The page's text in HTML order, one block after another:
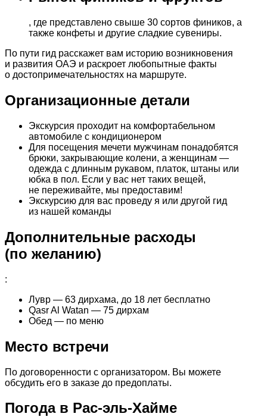
, где представлено свыше 30 сортов фиников, а
также конфеты и другие сладкие сувениры.
По пути гид расскажет вам историю возникновения
и развития ОАЭ и раскроет любопытные факты
о достопримечательностях на маршруте.
Организационные детали
Экскурсия проходит на комфортабельном
автомобиле с кондиционером
Для посещения мечети мужчинам понадобятся
брюки, закрывающие колени, а женщинам —
одежда с длинным рукавом, платок, штаны или
юбка в пол. Если у вас нет таких вещей,
не переживайте, мы предоставим!
Экскурсию для вас проведу я или другой гид
из нашей команды
Дополнительные расходы
(по желанию)
:
Лувр — 63 дирхама, до 18 лет бесплатно
Qasr Al Watan — 75 дирхам
Обед — по меню
Место встречи
По договоренности с организатором. Вы можете
обсудить его в заказе до предоплаты.
Погода в Рас-эль-Хайме